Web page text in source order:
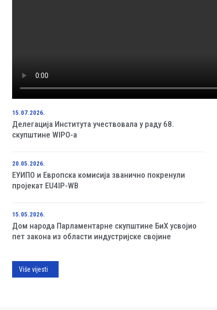
15.07.2026.
Делегација Института учествовала у раду 68.
скупштине WIPO-а
20.05.2026.
ЕУИПО и Европска комисија званично покренули
пројекат EU4IP-WB
15.05.2026.
Дом народа Парламентарне скупштине БиХ усвојио
пет закона из области индустријске својине
Više vijesti